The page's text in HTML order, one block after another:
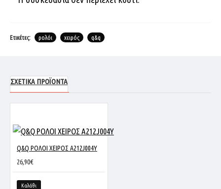
Ετικέτες: ρολόι χειρός q&q
ΣΧΕΤΙΚΆ ΠΡΟΪΌΝΤΑ
Q&Q ΡΟΛΟΙ ΧΕΙΡΟΣ A212J004Y
26,90€
Καλάθι